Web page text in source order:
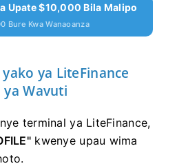
Upate $10,000 Bila Malipo
Bure Kwa Wanaoanza
ya LiteFinance
Wavuti
terminal ya LiteFinance,
kwenye upau wima